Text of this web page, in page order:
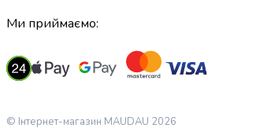
Варення
Соуси
Соуси
Ми приймаємо:
© Інтернет-магазин MAUDAU 2026